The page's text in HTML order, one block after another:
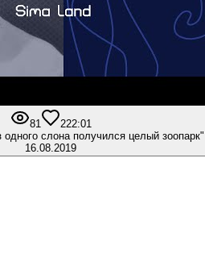
81 222:01
слона получился целый зоопарк"
16.08.2019